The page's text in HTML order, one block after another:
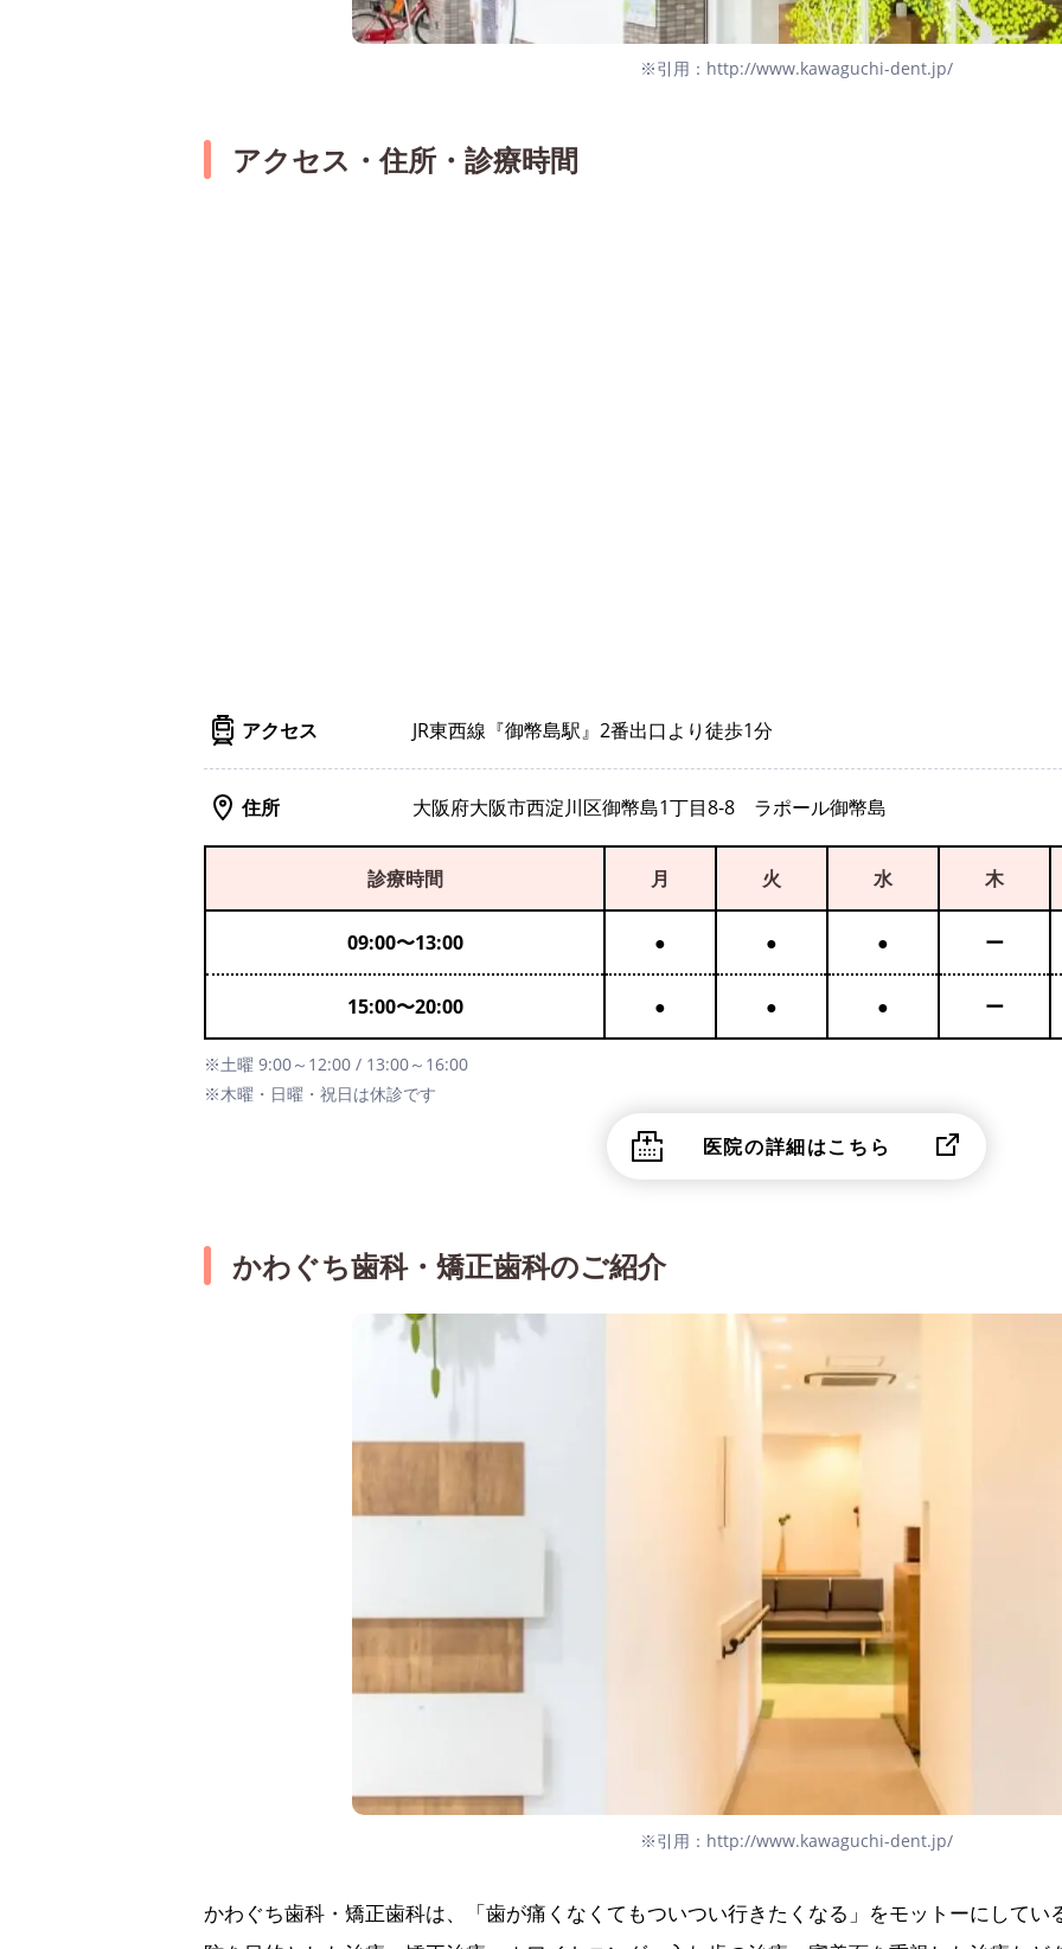
※引用：http://www.kawaguchi-dent.jp/
アクセス・住所・診療時間
アクセス JR東西線『御幣島駅』2番出口より徒歩1分
住所 大阪府大阪市西淀川区御幣島1丁目8-8 ラポール御幣島
診療時間 月 火 水 木
09:00〜13:00 ● ● ● ー
15:00〜20:00 ● ● ● ー
※土曜 9:00～12:00 / 13:00～16:00
※木曜・日曜・祝日は休診です
医院の詳細はこちら
かわぐち歯科・矯正歯科のご紹介
※引用：http://www.kawaguchi-dent.jp/
かわぐち歯科・矯正歯科は、「歯が痛くなくてもついつい行きたくなる」をモットーにして